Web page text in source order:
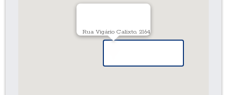
Rua Vigário Calixto, 2164